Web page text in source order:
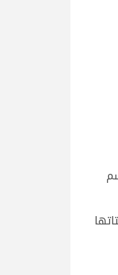
نتائجها وتوقيتاتها